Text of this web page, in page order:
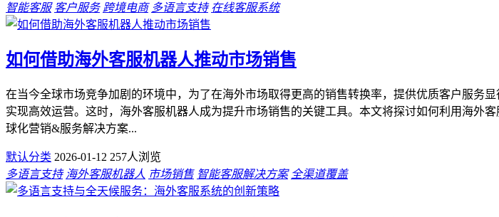
智能客服 客户服务 跨境电商 多语言支持 在线客服系统
如何借助海外客服机器人推动市场销售
在当今全球市场竞争加剧的环境中，为了在海外市场取得更高的销售转换率，提供优质客户服务
实现高效运营。这时，海外客服机器人成为提升市场销售的关键工具。本文将探讨如何利用海外
球化营销&服务解决方案...
默认分类 2026-01-12 257人浏览
多语言支持 海外客服机器人 市场销售 智能客服解决方案 全渠道覆盖